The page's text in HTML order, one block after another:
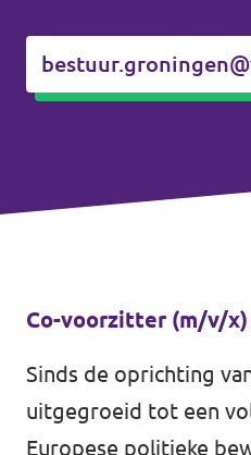
Doe mee!
Co-voorzitter (m/v/x)
Sinds de oprichting
uitgegroeid tot een
Europese politieke